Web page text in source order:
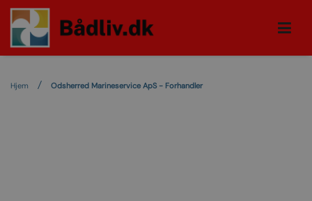
Hjem Odsherred Marineservice ApS - Forhandler